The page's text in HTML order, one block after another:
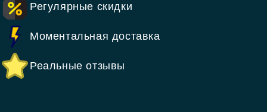
Регулярные скидки
Моментальная доставка
Реальные отзывы